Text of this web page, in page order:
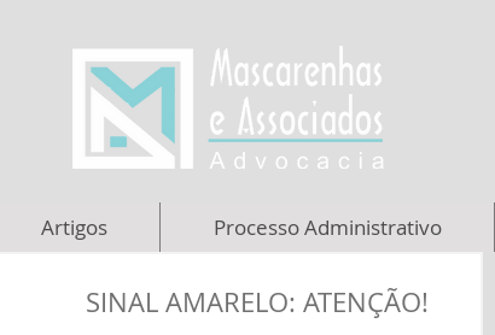
SINAL AMARELO: ATENÇÃO!
Artigos Processo Administrativo